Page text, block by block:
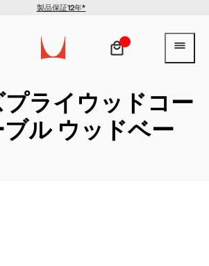
製品保証12年*
めのテキストを入力してください。
スをオープン
ント
品
品
ライウッドコー
ル ウッドベー